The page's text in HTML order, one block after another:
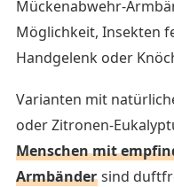
Mückenabwehr-
Möglichkeit, Insekten
Handgelenk oder
Varianten mit
oder Zitronen-
Menschen mit
Armbänder sind